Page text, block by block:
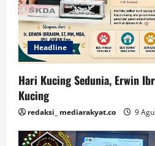
Headline
Hari Kucing Sedunia, Erwin
Kucing
redaksi_ mediarakyat.co 9